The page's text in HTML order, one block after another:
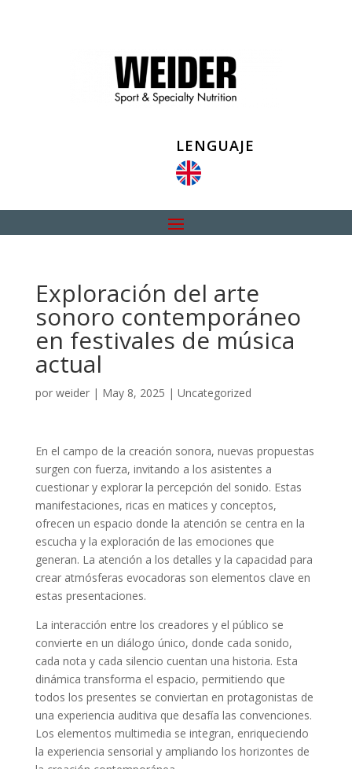
LENGUAJE
Exploración del arte
sonoro contemporáneo
en festivales de música
actual
por weider| May 8, 2025 | Uncategorized
En el campo de la creación sonora, nuevas propuestas
surgen con fuerza, invitando a los asistentes a
cuestionar y explorar la percepción del sonido. Estas
manifestaciones, ricas en matices y conceptos,
ofrecen un espacio donde la atención se centra en la
escucha y la exploración de las emociones que
generan. La atención a los detalles y la capacidad para
crear atmósferas evocadoras son elementos clave en
estas presentaciones.
La interacción entre los creadores y el público se
convierte en un diálogo único, donde cada sonido,
cada nota y cada silencio cuentan una historia. Esta
dinámica transforma el espacio, permitiendo que
todos los presentes se conviertan en protagonistas de
una experiencia auditiva que desafía las convenciones.
Los elementos multimedia se integran, enriqueciendo
la experiencia sensorial y ampliando los horizontes de